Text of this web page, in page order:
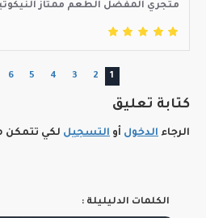
متجري المفضل الطعم ممتاز
1
2
3
4
5
6
كتابة تعليق
الرجاء الدخول أو التسجيل لكي تتمكن
الكلمات الدليليلة :